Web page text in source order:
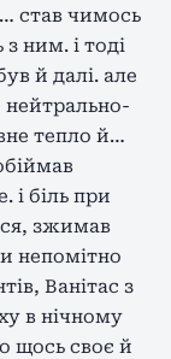
став чимось
з ним. і тоді
й далі. але
нейтрально-
тепло й…
і біль при
зжимав
непомітно
Ванітас з
в нічному
щось своє й